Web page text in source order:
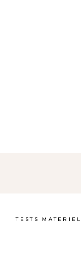
TESTS MATERIEL